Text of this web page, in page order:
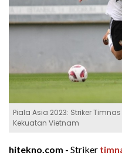
Piala Asia 2023: Striker
Kekuatan Vietnam
hitekno.com - Striker